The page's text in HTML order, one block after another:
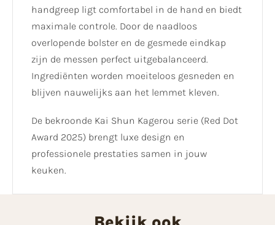
handgreep ligt comfortabel in de hand en biedt
maximale controle. Door de naadloos
overlopende bolster en de gesmede eindkap
zijn de messen perfect uitgebalanceerd.
Ingrediënten worden moeiteloos gesneden en
blijven nauwelijks aan het lemmet kleven.
De bekroonde Kai Shun Kagerou serie (Red Dot
Award 2025) brengt luxe design en
professionele prestaties samen in jouw
keuken.